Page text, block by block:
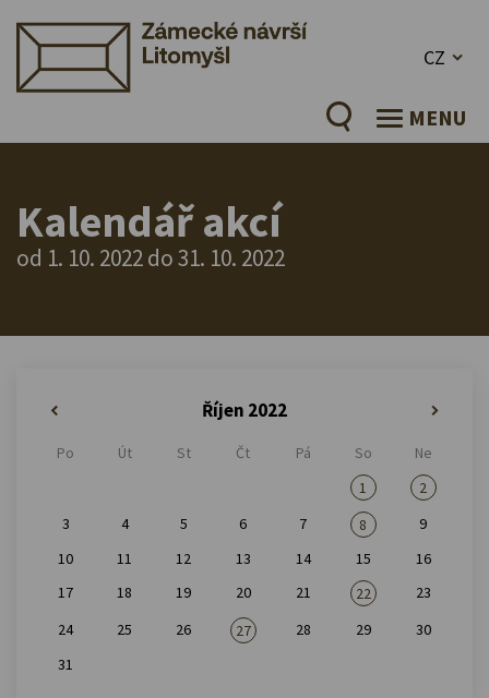
CZ
MENU
Kalendář akcí
od 1. 10. 2022 do 31. 10. 2022
Říjen 2022
Po Út St Čt Pá So
Ne
1
2
3
4 5 6 7 8
9
10
11 12 13 14 15
16
17
18 19 20 21 22
23
24
25 26 27 28 29
30
31